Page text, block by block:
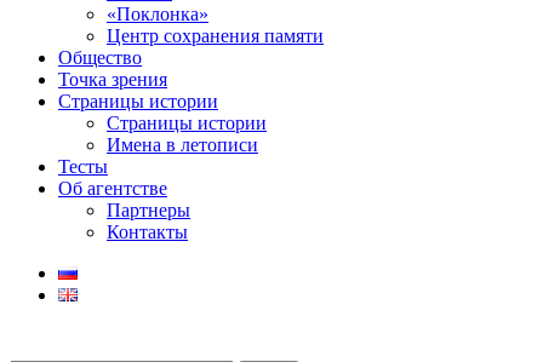
«Поклонка»
Центр сохранения памяти
Общество
Точка зрения
Страницы истории
Страницы истории
Имена в летописи
Тесты
Об агентстве
Партнеры
Контакты